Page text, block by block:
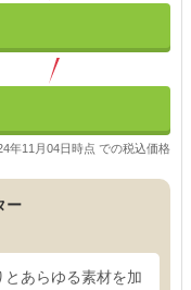
年11月04日時点 での税込価格
ー
あらゆる素材を加